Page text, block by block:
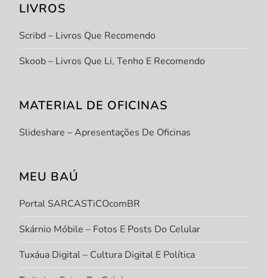
LIVROS
Scribd – Livros Que Recomendo
Skoob – Livros Que Li, Tenho E Recomendo
MATERIAL DE OFICINAS
Slideshare – Apresentações De Oficinas
MEU BAÚ
Portal SARCASTiCOcomBR
Skárnio Móbile – Fotos E Posts Do Celular
Tuxáua Digital – Cultura Digital E Política